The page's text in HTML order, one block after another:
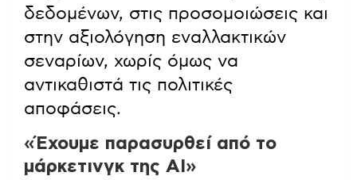
δεδομένων, στις προσομοιώσεις και
στην αξιολόγηση εναλλακτικών
σεναρίων, χωρίς όμως να
αντικαθιστά τις πολιτικές
αποφάσεις.
«Έχουμε παρασυρθεί από το
μάρκετινγκ της AI»